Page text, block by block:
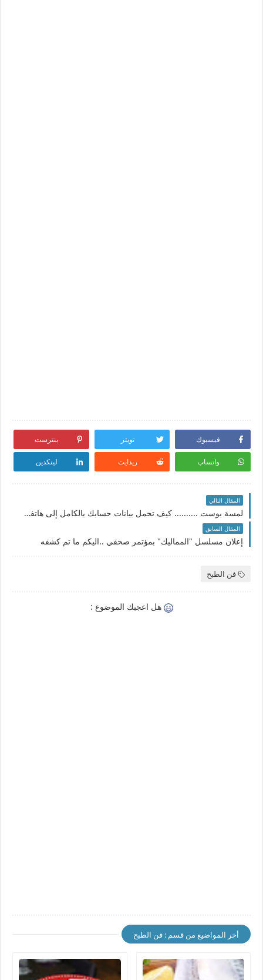
فيسبوك تويتر بنترست
واتساب ريدايت لينكدين
المقال التالي
لمسة بوست .......... كيف تحمل بيانات حسابك بالكامل إلى هاتفك أو حاسوبك؟
المقال السابق
إعلان مسلسل "المماليك" بمؤتمر صحفي ..اليكم ما تم كشفه
فن الطبح
هل اعجبك الموضوع :
أخر المواضيع من قسم : فن الطبح